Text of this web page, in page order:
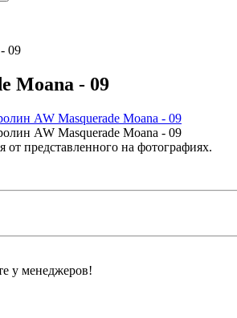
09
Moana - 09
от представленного на фотографиях.
у менеджеров!